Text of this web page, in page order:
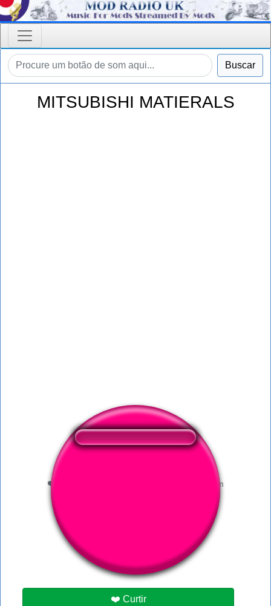
Buscar
MITSUBISHI MATIERALS
❤️ usuários gostaram deste botão de som
🔊 325 usuários ouviram este botão de som
👁️ 1180 usuários visitaram esta página
❤️ Curtir